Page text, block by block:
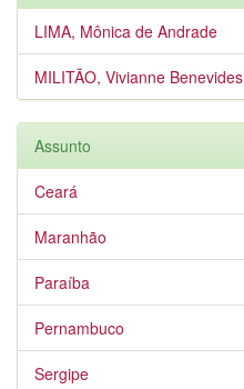
LIMA, Mônica de Andrade
MILITÃO, Vivianne Benevides
Assunto
Ceará
Maranhão
Paraíba
Pernambuco
Sergipe